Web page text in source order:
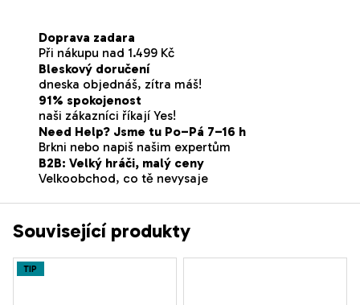
Doprava zadara
Při nákupu nad 1.499 Kč
Bleskový doručení
dneska objednáš, zítra máš!
91% spokojenost
naši zákazníci říkají Yes!
Need Help? Jsme tu Po–Pá 7–16 h
Brkni nebo napiš našim expertům
B2B: Velký hráči, malý ceny
Velkoobchod, co tě nevysaje
Související produkty
TIP